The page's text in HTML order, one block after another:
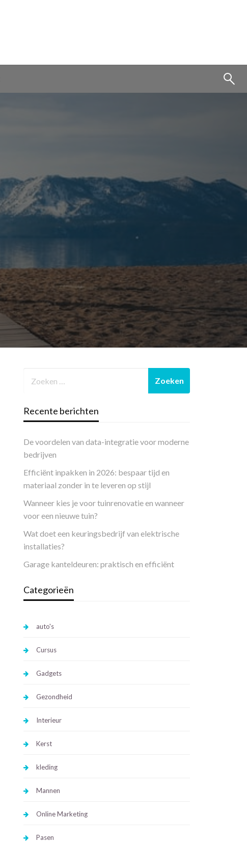
Recente berichten
De voordelen van data-integratie voor moderne
bedrijven
Efficiënt inpakken in 2026: bespaar tijd en
materiaal zonder in te leveren op stijl
Wanneer kies je voor tuinrenovatie en wanneer
voor een nieuwe tuin?
Wat doet een keuringsbedrijf van elektrische
installaties?
Garage kanteldeuren: praktisch en efficiënt
Categorieën
auto's
Cursus
Gadgets
Gezondheid
Interieur
Kerst
kleding
Mannen
Online Marketing
Pasen